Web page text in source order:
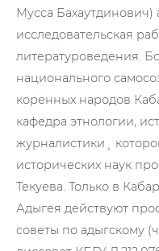
Мусса
исследовательская
литературоведения.
национального
коренных народов
кафедра этнологии,
журналистики¸
исторических наук
Текуева. Только в
Адыгея действуют
советы по адыгскому